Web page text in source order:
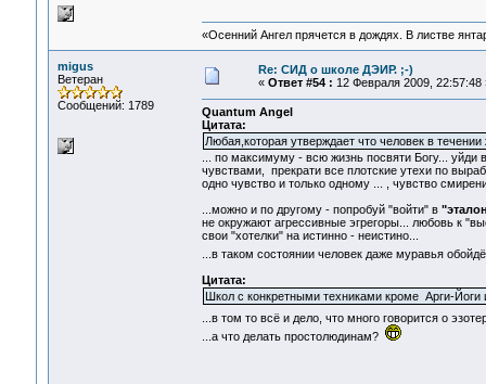
«Осенний Ангел прячется в дождях. В листве
migus
Ветеран
Сообщений: 1789
Re: СИД о школе ДЭИР. ;-)
« Ответ #54 : 12 Февраля 2009, 22:57:48
Quantum Angel
Цитата:
Любая,которая утверждает что человек в
... по максимуму - всю жизнь посвяти Богу...
чувствами, прекрати все плотские утехи по
одно чувство и только одному ... , чувство
...можно и по другому - попробуй "войти" в
не окружают агрессивные эгрегоры... любовь к
свои "хотелки" на истинно - неистино...
...в таком состоянии человек даже муравья
Цитата:
Школ с конкретными техниками кроме Арги-
...в том то всё и дело, что много говорится о
...а что делать простолюдинам?